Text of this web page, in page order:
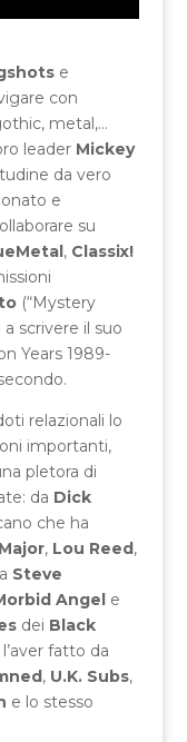
e
con
metal,…
leader Mickey
da vero
e
su
, Classix!
(“Mystery
scrivere il suo
Years 1989-
relazionali lo
importanti,
pletora di
da Dick
che ha
, Lou Reed,
Steve
Angele
dei Black
fatto da
, U.K. Subs,
e lo stesso